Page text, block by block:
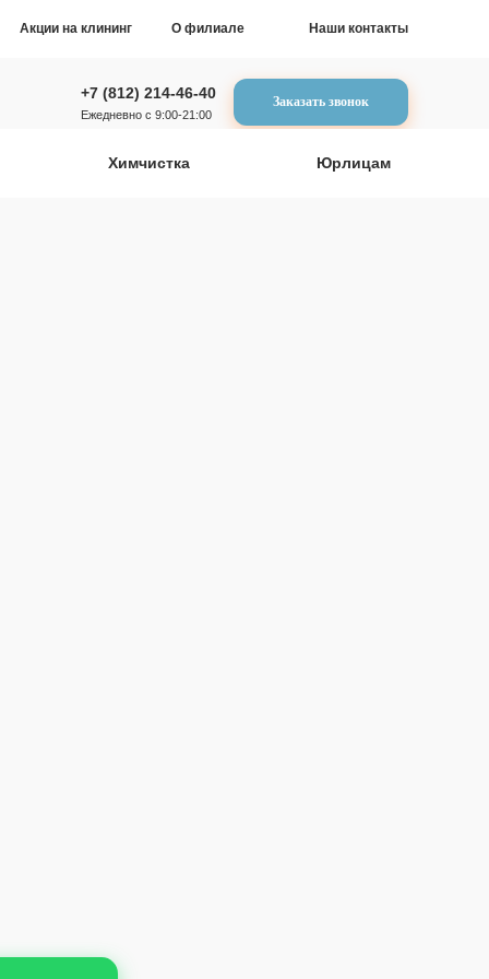
Акции на клининг О филиале Наши контакты
+7 (812) 214-46-40
Ежедневно с 9:00-21:00
Заказать звонок
Химчистка Юрлицам